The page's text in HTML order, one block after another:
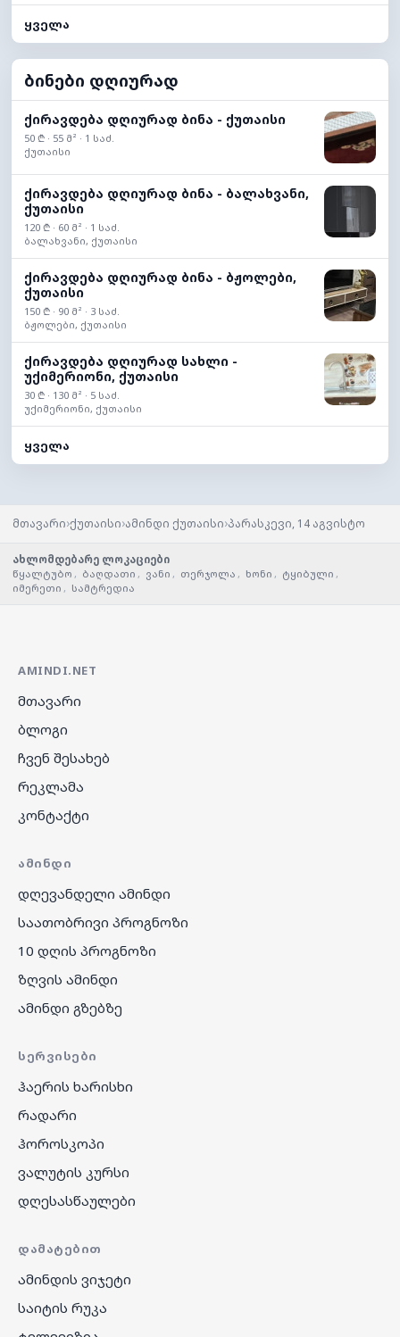
ყველა
ბინები დღიურად
ქირავდება დღიურად ბინა - ქუთაისი
50 ₾ · 55 მ² · 1 საძ.
ქუთაისი
ქირავდება დღიურად ბინა - ბალახვანი,
ქუთაისი
120 ₾ · 60 მ² · 1 საძ.
ბალახვანი, ქუთაისი
ქირავდება დღიურად ბინა - ბჟოლები,
ქუთაისი
150 ₾ · 90 მ² · 3 საძ.
ბჟოლები, ქუთაისი
ქირავდება დღიურად სახლი -
უქიმერიონი, ქუთაისი
30 ₾ · 130 მ² · 5 საძ.
უქიმერიონი, ქუთაისი
ყველა
მთავარი›ქუთაისი›ამინდი ქუთაისი›პარასკევი, 14 აგვისტო
ახლომდებარე ლოკაციები
წყალტუბო , ბაღდათი , ვანი , თერჯოლა , ხონი , ტყიბული ,
იმერეთი , სამტრედია
AMINDI.NET
მთავარი
ბლოგი
ჩვენ შესახებ
რეკლამა
კონტაქტი
ᲐᲛᲘᲜᲓᲘ
დღევანდელი ამინდი
საათობრივი პროგნოზი
10 დღის პროგნოზი
ზღვის ამინდი
ამინდი გზებზე
ᲡᲔᲠᲕᲘᲡᲔᲑᲘ
ჰაერის ხარისხი
რადარი
ჰოროსკოპი
ვალუტის კურსი
დღესასწაულები
ᲓᲐᲛᲐᲢᲔᲑᲘᲗ
ამინდის ვიჯეტი
საიტის რუკა